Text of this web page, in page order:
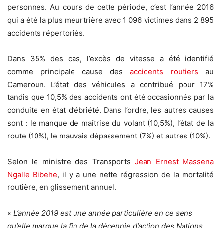
personnes. Au cours de cette période, c’est l’année 2016
qui a été la plus meurtrière avec 1 096 victimes dans 2 895
accidents répertoriés.
Dans 35% des cas, l’excès de vitesse a été identifié
comme principale cause des accidents routiers au
Cameroun. L’état des véhicules a contribué pour 17%
tandis que 10,5% des accidents ont été occasionnés par la
conduite en état d’ébriété. Dans l’ordre, les autres causes
sont : le manque de maîtrise du volant (10,5%), l’état de la
route (10%), le mauvais dépassement (7%) et autres (10%).
Selon le ministre des TransportsJean Ernest Massena
Ngalle Bibehe, il y a une nette régression de la mortalité
routière, en glissement annuel.
« L’année 2019 est une année particulière en ce sens
qu’elle marque la fin de la décennie d’action des Nations